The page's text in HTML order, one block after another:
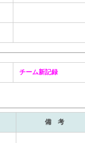
チーム新記録
備 考